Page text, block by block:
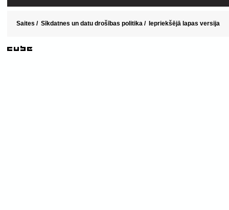
Saites / Sīkdatnes un datu drošības politika / Iepriekšējā lapas versija